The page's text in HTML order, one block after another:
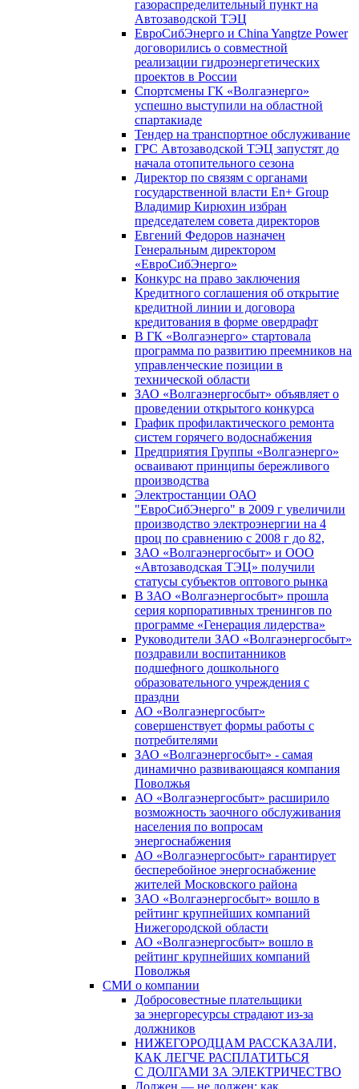
газораспределительный пункт на
Автозаводской ТЭЦ
ЕвроСибЭнерго и China Yangtze Power
договорились о совместной
реализации гидроэнергетических
проектов в России
Спортсмены ГК «Волгаэнерго»
успешно выступили на областной
спартакиаде
Тендер на транспортное обслуживание
ГРС Автозаводской ТЭЦ запустят до
начала отопительного сезона
Директор по связям с органами
государственной власти En+ Group
Владимир Кирюхин избран
председателем совета директоров
Евгений Федоров назначен
Генеральным директором
«ЕвроСибЭнерго»
Конкурс на право заключения
Кредитного соглашения об открытие
кредитной линии и договора
кредитования в форме овердрафт
В ГК «Волгаэнерго» стартовала
программа по развитию преемников на
управленческие позиции в
технической области
ЗАО «Волгаэнергосбыт» объявляет о
проведении открытого конкурса
График профилактического ремонта
систем горячего водоснабжения
Предприятия Группы «Волгаэнерго»
осваивают принципы бережливого
производства
Электростанции ОАО
"ЕвроСибЭнерго" в 2009 г увеличили
производство электроэнергии на 4
проц по сравнению с 2008 г до 82,
ЗАО «Волгаэнергосбыт» и ООО
«Автозаводская ТЭЦ» получили
статусы субъектов оптового рынка
В ЗАО «Волгаэнергосбыт» прошла
серия корпоративных тренингов по
программе «Генерация лидерства»
Руководители ЗАО «Волгаэнергосбыт»
поздравили воспитанников
подшефного дошкольного
образовательного учреждения с
праздни
АО «Волгаэнергосбыт»
совершенствует формы работы с
потребителями
ЗАО «Волгаэнергосбыт» - самая
динамично развивающаяся компания
Поволжья
АО «Волгаэнергосбыт» расширило
возможность заочного обслуживания
населения по вопросам
энергоснабжения
АО «Волгаэнергосбыт» гарантирует
бесперебойное энергоснабжение
жителей Московского района
ЗАО «Волгаэнергосбыт» вошло в
рейтинг крупнейших компаний
Нижегородской области
АО «Волгаэнергосбыт» вошло в
рейтинг крупнейших компаний
Поволжья
СМИ о компании
Добросовестные плательщики
за энергоресурсы страдают из-за
должников
НИЖЕГОРОДЦАМ РАССКАЗАЛИ,
КАК ЛЕГЧЕ РАСПЛАТИТЬСЯ
С ДОЛГАМИ ЗА ЭЛЕКТРИЧЕСТВО